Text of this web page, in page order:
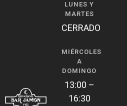
LUNES Y
MARTES
CERRADO
MIÉRCOLES
A
DOMINGO
13:00 –
16:30